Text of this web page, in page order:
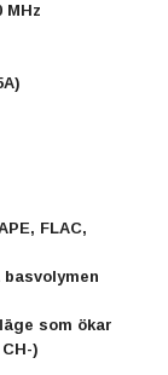
MHz
FLAC,
som ökar
)